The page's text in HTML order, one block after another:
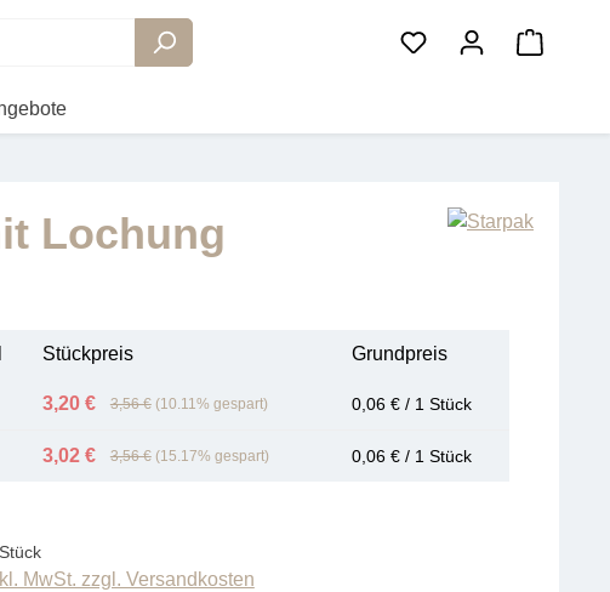
Lochung
Stückpreis Grundpreis
3,20 € 3,56 € (10.11% gespart) 0,06 € / 1 Stück
3,02 € 3,56 € (15.17% gespart) 0,06 € / 1 Stück
MwSt. zzgl. Versandkosten